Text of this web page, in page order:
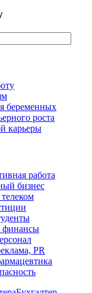
беременных
роста
карьеры
работа
бизнес
финансы
PR